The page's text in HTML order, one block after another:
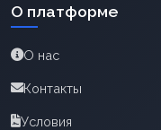
О платформе
О нас
Контакты
Условия